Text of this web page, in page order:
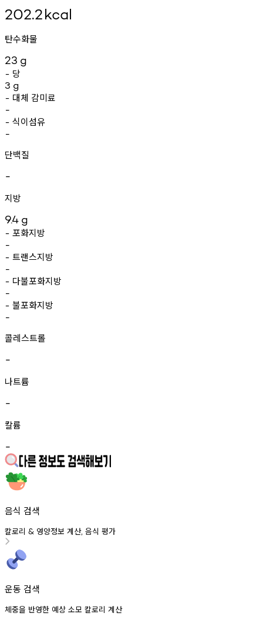
202.2kcal
탄수화물
23 g
- 당
3 g
- 대체 감미료
-
- 식이섬유
-
단백질
-
지방
9.4 g
- 포화지방
-
- 트랜스지방
-
- 다불포화지방
-
- 불포화지방
-
콜레스트롤
-
나트륨
-
칼륨
-
음식 검색
칼로리 & 영양정보 계산, 음식 평가
운동 검색
체중을 반영한 예상 소모 칼로리 계산